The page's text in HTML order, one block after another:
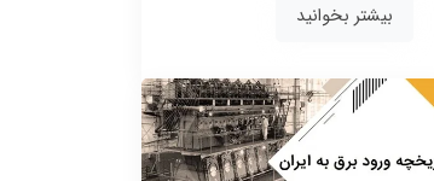
شارژی
715-DP
بیشتر بخوانید